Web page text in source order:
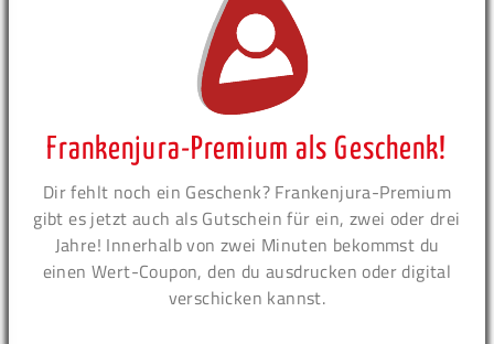
Frankenjura-Premium als Geschenk!
Dir fehlt noch ein Geschenk? Frankenjura-Premium
gibt es jetzt auch als Gutschein für ein, zwei oder drei
Jahre! Innerhalb von zwei Minuten bekommst du
einen Wert-Coupon, den du ausdrucken oder digital
verschicken kannst.